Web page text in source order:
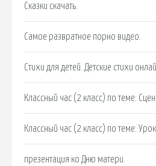
Сказки скачать.
Самое развратное порно видео.
Стихи для детей. Детские стихи
Классный час (2 класс) по теме:
Классный час (2 класс) по теме:
презентация ко Дню матери.